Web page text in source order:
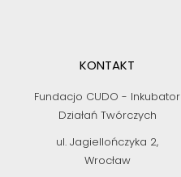
KONTAKT
Fundacjo CUDO - Inkubator
Działań Twórczych
ul. Jagiellończyka 2,
Wrocław